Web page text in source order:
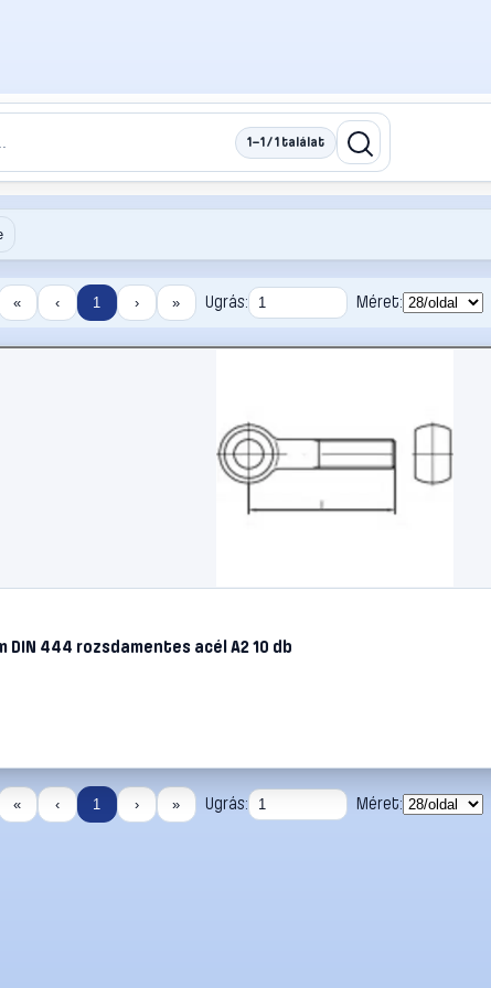
1–1 / 1 találat
« ‹ 1 › » Ugrás: Méret:
DIN 444 rozsdamentes acél A2 10 db
« ‹ 1 › » Ugrás: Méret: